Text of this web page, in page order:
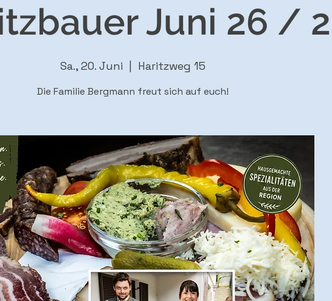
Juni 26 / 2
Sa., 20. Juni Haritzweg 15
Die Familie Bergmann freut sich auf euch!